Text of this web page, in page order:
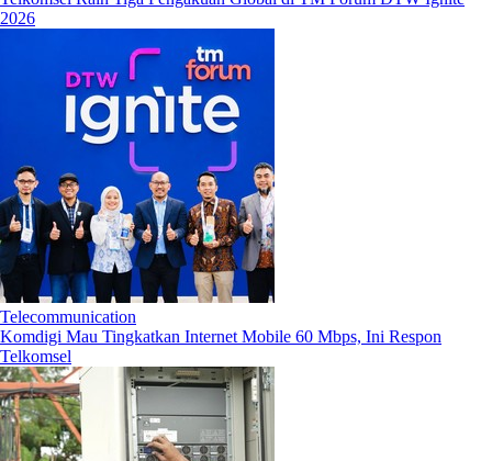
2026
Telecommunication
Komdigi Mau Tingkatkan Internet Mobile 60 Mbps, Ini Respon
Telkomsel